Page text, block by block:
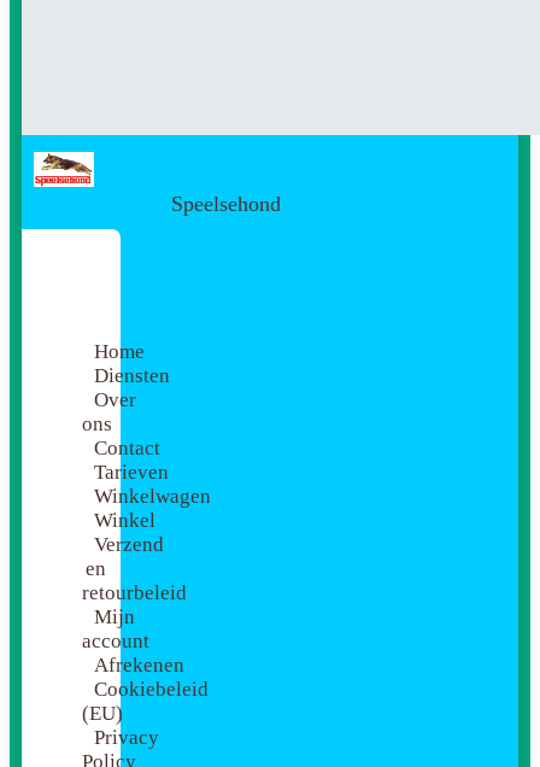
Speelsehond
Home
Diensten
Over
ons
Contact
Tarieven
Winkelwagen
Winkel
Verzend
en
retourbeleid
Mijn
account
Afrekenen
Cookiebeleid
(EU)
Privacy
Policy